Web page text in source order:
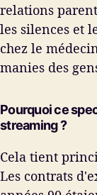
relations
les silences et
chez le
manies des
Pourquoi ce
streaming ?
Cela tient
Les contrats